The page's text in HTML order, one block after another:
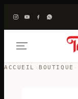
ACCUEIL › BOUTIQUE ›